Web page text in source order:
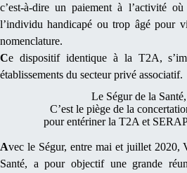
c’est-à-dire un paiement à l’activité
l’individu handicapé ou trop âgé pour
nomenclature.
Ce dispositif identique à la T2A,
établissements du secteur privé associatif.
Le Ségur de la Santé,
C’est le piège de la
pour entériner la T2A et
Avec le Ségur, entre mai et juillet 2020,
Santé, a pour objectif une grande